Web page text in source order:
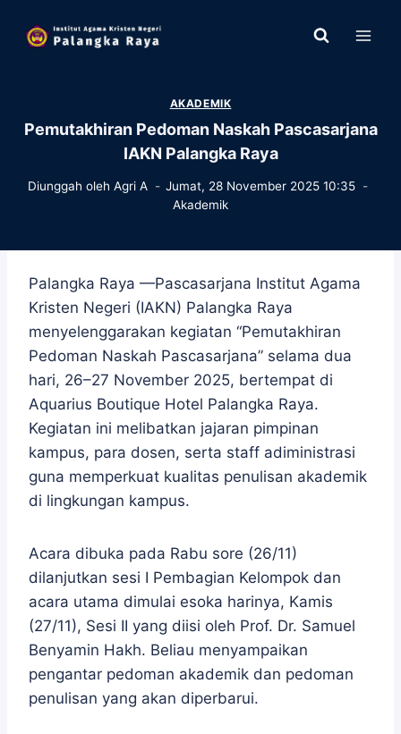
AKADEMIK
Pemutakhiran Pedoman Naskah Pascasarjana
IAKN Palangka Raya
Diunggah oleh Agri A
Jumat, 28 November 2025 10:35
Akademik
Palangka Raya —Pascasarjana Institut Agama
Kristen Negeri (IAKN) Palangka Raya
menyelenggarakan kegiatan “Pemutakhiran
Pedoman Naskah Pascasarjana” selama dua
hari, 26–27 November 2025, bertempat di
Aquarius Boutique Hotel Palangka Raya.
Kegiatan ini melibatkan jajaran pimpinan
kampus, para dosen, serta staff adiministrasi
guna memperkuat kualitas penulisan akademik
di lingkungan kampus.
Acara dibuka pada Rabu sore (26/11)
dilanjutkan sesi I Pembagian Kelompok dan
acara utama dimulai esoka harinya, Kamis
(27/11), Sesi II yang diisi oleh Prof. Dr. Samuel
Benyamin Hakh. Beliau menyampaikan
pengantar pedoman akademik dan pedoman
penulisan yang akan diperbarui.